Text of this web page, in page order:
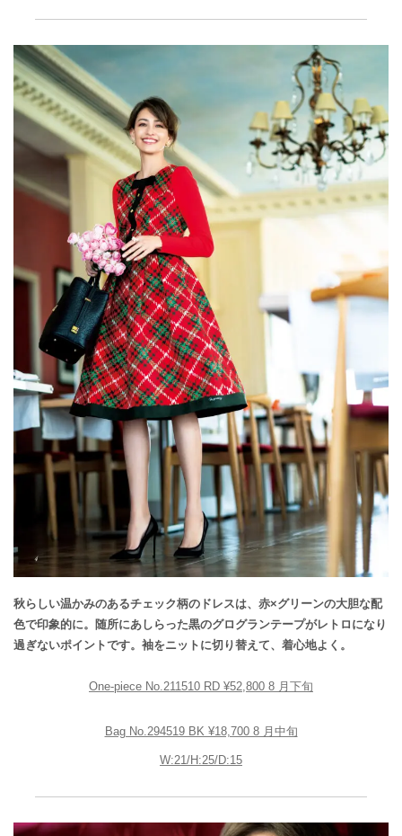
秋らしい温かみのあるチェック柄のドレスは、赤×グリーンの大胆な配
色で印象的に。随所にあしらった黒のグログランテープがレトロになり
過ぎないポイントです。袖をニットに切り替えて、着心地よく。
One-piece No.211510 RD ¥52,800 8 月下旬
Bag No.294519 BK ¥18,700 8 月中旬
W:21/H:25/D:15